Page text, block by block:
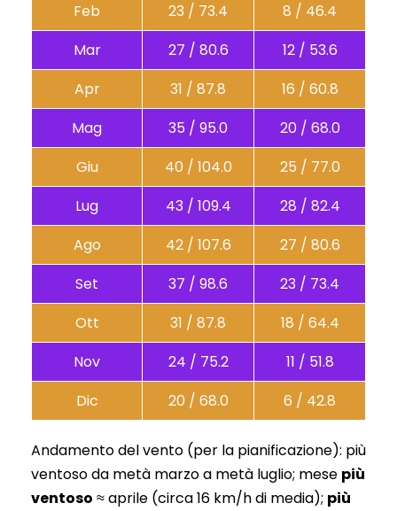
Feb
23 / 73.4
8 / 46.4
Mar
27 / 80.6
12 / 53.6
Apr
31 / 87.8
16 / 60.8
Mag
35 / 95.0
20 / 68.0
Giu
40 / 104.0
25 / 77.0
Lug
43 / 109.4
28 / 82.4
Ago
42 / 107.6
27 / 80.6
Set
37 / 98.6
23 / 73.4
Ott
31 / 87.8
18 / 64.4
Nov
24 / 75.2
11 / 51.8
Dic
20 / 68.0 6 / 42.8
Andamento del vento (per la pianificazione): più
ventoso da metà marzo a metà luglio; mese più
ventoso ≈ aprile (circa 16 km/h di media); più